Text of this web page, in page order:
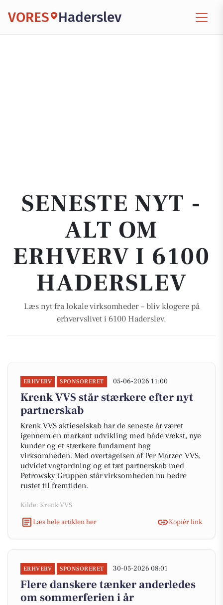
VORES Haderslev
SENESTE NYT -
ALT OM
ERHVERV I 6100
HADERSLEV
Læs nyt fra lokale virksomheder – bliv klogere på
erhvervslivet i 6100 Haderslev.
ERHVERV SPONSORERET 05-06-2026 11:00
Krenk VVS står stærkere efter nyt
partnerskab
Krenk VVS aktieselskab har de seneste år været
igennem en markant udvikling med både vækst, nye
kunder og et stærkere fundament bag
virksomheden. Med overtagelsen af Per Marzec VVS,
udvidet vagtordning og et tæt partnerskab med
Petrowsky Gruppen står virksomheden nu bedre
rustet til fremtiden.
Kilde: Krenk VVS
Læs hele artiklen her
Kopiér link
ERHVERV SPONSORERET 30-05-2026 08:01
Flere danskere tænker anderledes
om sommerferien i år